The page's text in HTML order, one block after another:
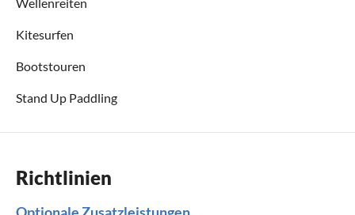
Kitesurfen
Bootstouren
Stand Up Paddling
Richtlinien